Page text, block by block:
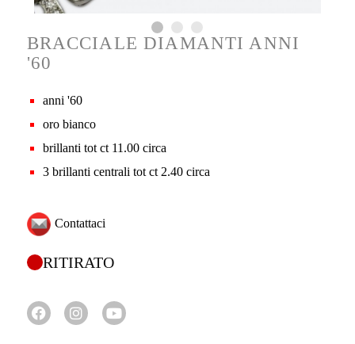
BRACCIALE DIAMANTI ANNI
'60
anni '60
oro bianco
brillanti tot ct 11.00 circa
3 brillanti centrali tot ct 2.40 circa
Contattaci
RITIRATO